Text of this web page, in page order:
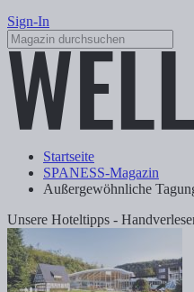
Sign-In
Startseite
SPANESS-Magazin
Außergewöhnliche
Unsere Hoteltipps -